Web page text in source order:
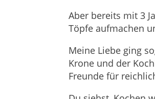
Aber bereits mit 3
Töpfe aufmachen
Meine Liebe ging
Krone und der
Freunde für